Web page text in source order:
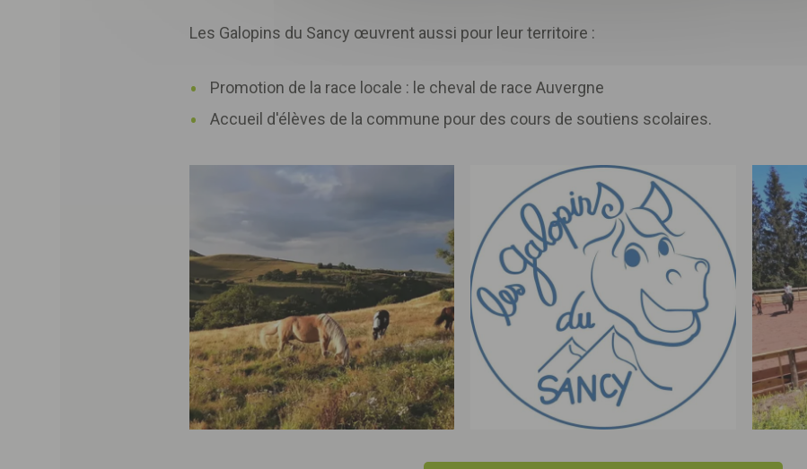
Les Galopins du Sancy œuvrent aussi pour leur territoire :
Promotion de la race locale : le cheval de race Auvergne
Accueil d'élèves de la commune pour des cours de soutiens scolaires.